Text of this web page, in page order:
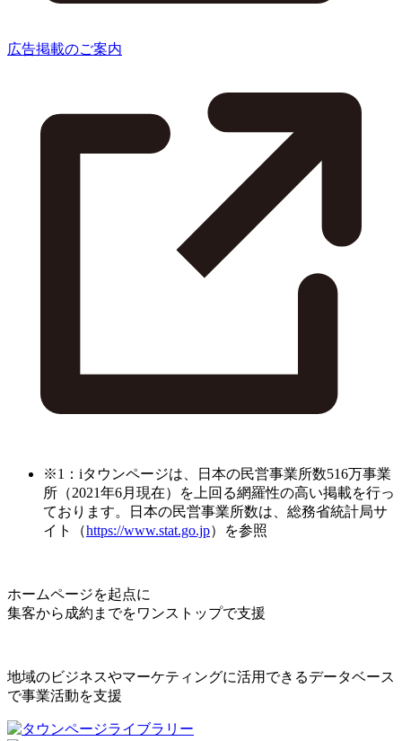
広告掲載のご案内
※1：iタウンページは、日本の民営事業所数516万事業
所（2021年6月現在）を上回る網羅性の高い掲載を行っ
ております。日本の民営事業所数は、総務省統計局サ
イト（https://www.stat.go.jp）を参照
ホームページを起点に
集客から成約までをワンストップで支援
地域のビジネスやマーケティングに活用できるデータベース
で事業活動を支援